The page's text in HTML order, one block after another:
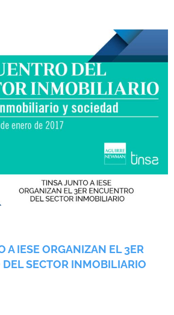
A IESE ORGANIZAN EL 3ER
SECTOR INMOBILIARIO